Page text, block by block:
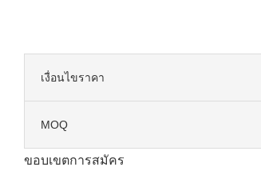
เงื่อนไขราคา
MOQ
ขอบเขตการสมัคร